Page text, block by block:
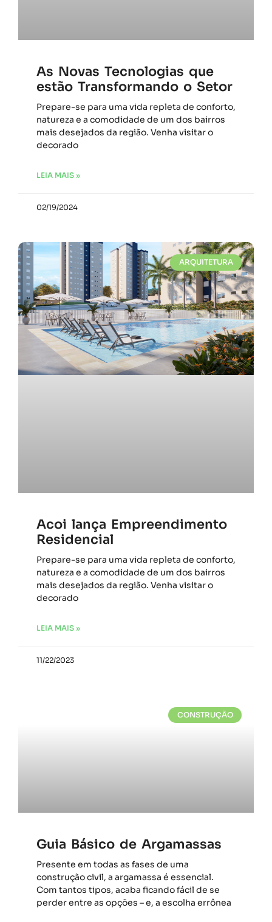
As Novas Tecnologias que
estão Transformando o Setor
Prepare-se para uma vida repleta de conforto,
natureza e a comodidade de um dos bairros
mais desejados da região. Venha visitar o
decorado
LEIA MAIS »
02/19/2024
ARQUITETURA
Acoi lança Empreendimento
Residencial
Prepare-se para uma vida repleta de conforto,
natureza e a comodidade de um dos bairros
mais desejados da região. Venha visitar o
decorado
LEIA MAIS »
11/22/2023
CONSTRUÇÃO
Guia Básico de Argamassas
Presente em todas as fases de uma
construção civil, a argamassa é essencial.
Com tantos tipos, acaba ficando fácil de se
perder entre as opções – e, a escolha errônea